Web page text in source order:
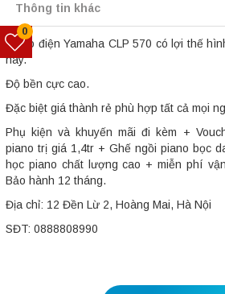
Thông tin khác
Piano điện Yamaha CLP 570 có lợi thế
hay.
Độ bền cực cao.
Đặc biệt giá thành rẻ phù hợp tất cả mọi
Phụ kiện và khuyến mãi đi kèm +
piano trị giá 1,4tr + Ghế ngồi piano bọc
học piano chất lượng cao + miễn phí
Bảo hành 12 tháng.
Địa chỉ: 12 Đền Lừ 2, Hoàng Mai, Hà Nội
SĐT: 0888808990
0